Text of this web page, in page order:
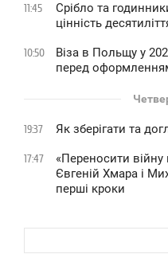
11:45
Срібло та
цінність
10:50
Віза в Польщу у
перед
19:37 Як зберігати та
17:47
«Переносити війну
Євгеній Хмара і
перші кроки